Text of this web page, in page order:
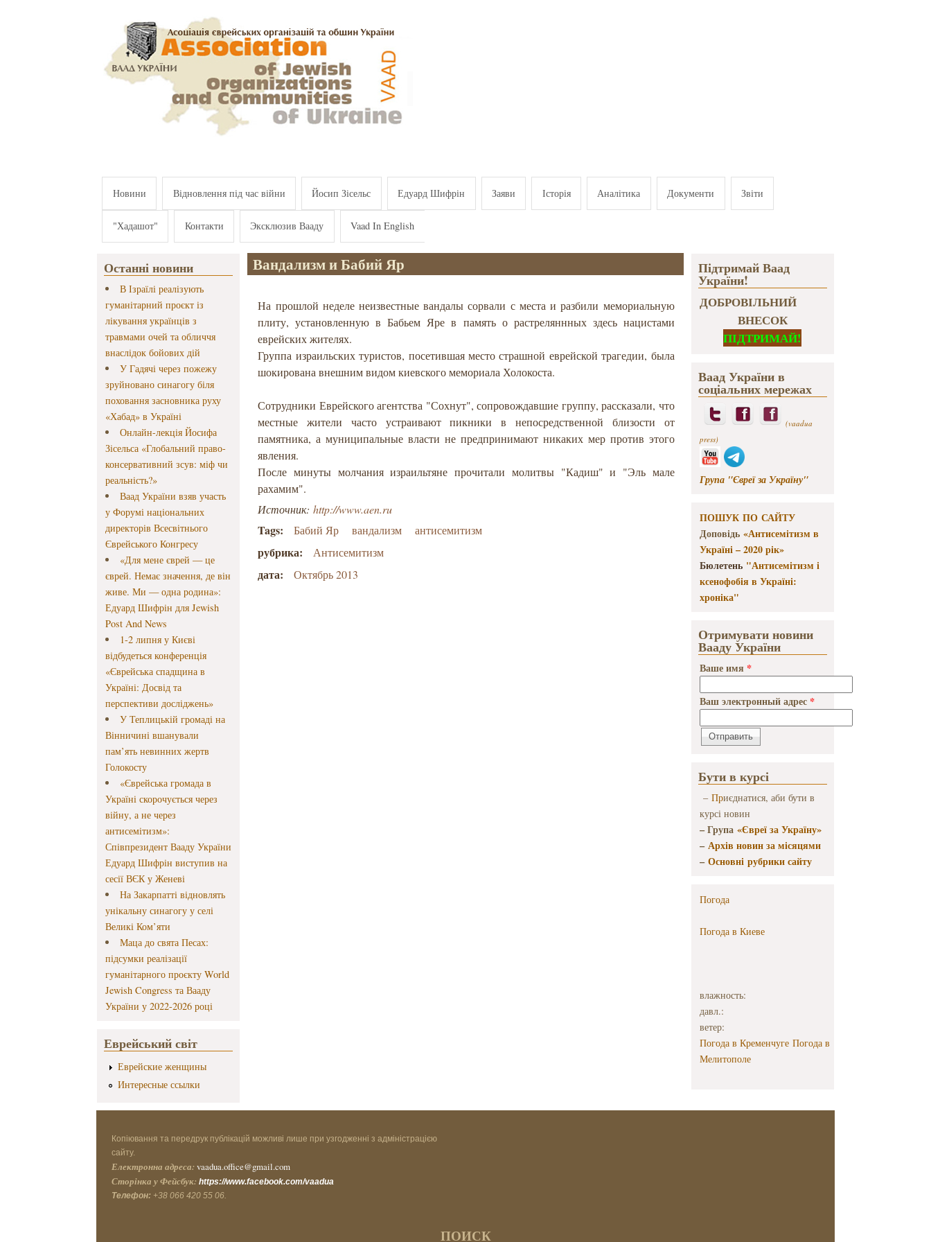
Новини Відновлення під час війни Йосип Зісельс Едуард Шифрін Заяви Історія Аналітика Документи Звіти
"Хадашот" Контакти Эксклюзив Вааду Vaad In English
Останні новини
В Ізраїлі реалізують
гуманітарний проєкт із
лікування українців з
травмами очей та обличчя
внаслідок бойових дій
У Гадячі через пожежу
зруйновано синагогу біля
поховання засновника руху
«Хабад» в Україні
Онлайн-лекція Йосифа
Зісельса «Глобальний право-
консервативний зсув: міф чи
реальність?»
Ваад України взяв участь
у Форумі національних
директорів Всесвітнього
Єврейського Конгресу
«Для мене єврей — це
єврей. Немає значення, де він
живе. Ми — одна родина»:
Едуард Шифрін для Jewish
Post And News
1-2 липня у Києві
відбудеться конференція
«Єврейська спадщина в
Україні: Досвід та
перспективи досліджень»
У Теплицькій громаді на
Вінничині вшанували
пам’ять невинних жертв
Голокосту
«Єврейська громада в
Україні скорочується через
війну, а не через
антисемітизм»:
Співпрезидент Вааду України
Едуард Шифрін виступив на
сесії ВЄК у Женеві
На Закарпатті відновлять
унікальну синагогу у селі
Великі Ком’яти
Маца до свята Песах:
підсумки реалізації
гуманітарного проєкту World
Jewish Congress та Вааду
України у 2022-2026 році
Еврейський світ
Еврейские женщины
Интересные ссылки
Вандализм и Бабий Яр
На прошлой неделе неизвестные вандалы сорвали с места и разбили мемориальную
плиту, установленную в Бабьем Яре в память о растреляннных здесь нацистами
еврейских жителях.
Группа израильских туристов, посетившая место страшной еврейской трагедии, была
шокирована внешним видом киевского мемориала Холокоста.
Сотрудники Еврейского агентства "Сохнут", сопровождавшие группу, рассказали, что
местные жители часто устраивают пикники в непосредственной близости от
памятника, а муниципальные власти не предпринимают никаких мер против этого
явления.
После минуты молчания израильтяне прочитали молитвы "Кадиш" и "Эль мале
рахамим".
Источник:http://www.aen.ru
Tags: Бабий Яр вандализм антисемитизм
рубрика: Антисемитизм
дата: Октябрь 2013
Підтримай Ваад
України!
ДОБРОВІЛЬНИЙ
ВНЕСОК
ПІДТРИМАЙ!
Ваад України в
соціальних мережах
(vaadua
press)
Група "Євреї за Україну"
ПОШУК ПО САЙТУ
Доповідь «Антисемітизм в
Україні – 2020 рік»
Бюлетень "Антисемітизм і
ксенофобія в Україні:
хроніка"
Отримувати новини
Вааду України
Ваше имя *
Ваш электронный адрес *
Бути в курсі
– Приєднатися, аби бути в
курсі новин
– Група «Євреї за Україну»
–Архів новин за місяцями
–Основні рубрики сайту
Погода
Погода в Киеве
влажность:
давл.:
ветер:
Погода в Кременчуге Погода в
Мелитополе
Копіювання та передрук публікацій можливі лише при узгодженні з адміністрацією
сайту.
Електронна адреса: vaadua.office@gmail.com
Сторінка у Фейсбук: https://www.facebook.com/vaadua
Телефон: +38 066 420 55 06.
ПОИСК